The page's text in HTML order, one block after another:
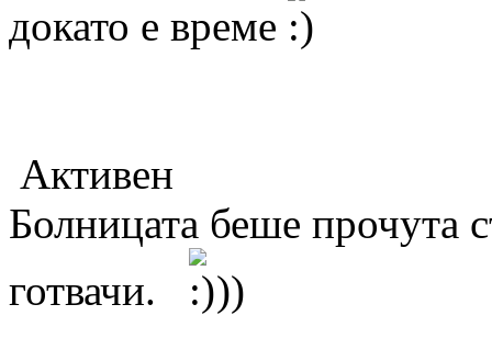
докато е време
Активен
Болницата беше прочута
готвачи.
))